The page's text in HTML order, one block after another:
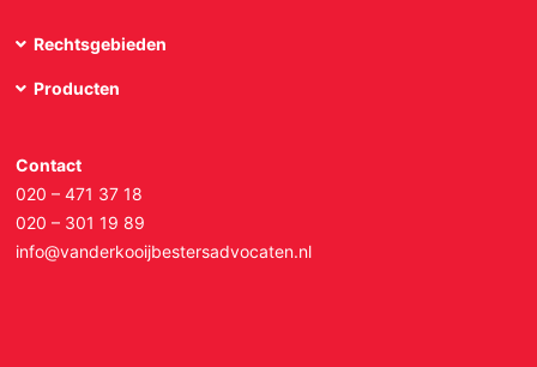
Rechtsgebieden
Producten
Contact
020 – 471 37 18
020 – 301 19 89
info@vanderkooijbestersadvocaten.nl